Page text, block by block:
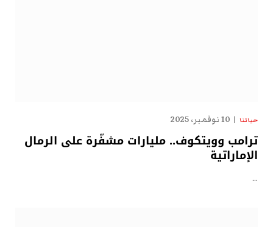
حياتنا 10 نوفمبر، 2025
ترامب وويتكوف.. مليارات مشفّرة على الرمال
الإماراتية
…